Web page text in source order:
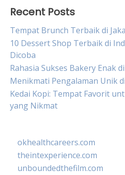
Recent Posts
Tempat Brunch Terbaik di
10 Dessert Shop Terbaik di
Dicoba
Rahasia Sukses Bakery Enak
Menikmati Pengalaman Unik
Kedai Kopi: Tempat Favorit
yang Nikmat
okhealthcareers.com
theintexperience.com
unboundedthefilm.com